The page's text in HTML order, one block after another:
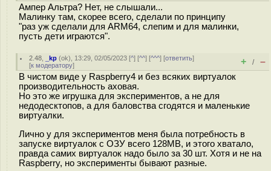
Ампер Альтра? Нет, не слышали...
Малинку там, скорее всего, сделали по принципу
"раз уж сделали для ARM64, слепим и для малинки,
пусть дети играются".
2.48 _kp (ok), 13:29, 02/05/2023 [^] [^^] [^^^] [ответить]
[к модератору] + / –
В чистом виде у Raspberry4 и без всяких виртуалок
производительность аховая.
Но это же игрушка для экспериментов, а не для
недодесктопов, а для баловства сгодятся и маленькие
виртуалки.
Лично у для экспериментов меня была потребность в
запуске виртуалок с ОЗУ всего 128MB, и этого хватало,
правда самих виртуалок надо было за 30 шт. Хотя и не на
Raspberry, но эксперименты бывают разные.